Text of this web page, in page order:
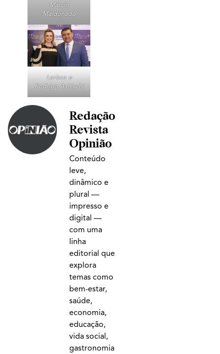
Márcio
Maldonado
Larissa e
Rodrigo Ashiuchi
Redação
Revista
Opinião
Conteúdo
leve,
dinâmico e
plural —
impresso e
digital —
com uma
linha
editorial que
explora
temas como
bem-estar,
saúde,
economia,
educação,
vida social,
gastronomia